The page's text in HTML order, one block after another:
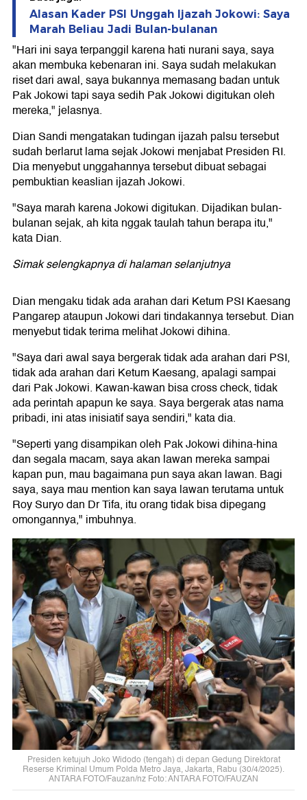
Alasan Kader PSI Unggah Ijazah Jokowi: Saya
Marah Beliau Jadi Bulan-bulanan
"Hari ini saya terpanggil karena hati nurani saya, saya
akan membuka kebenaran ini. Saya sudah melakukan
riset dari awal, saya bukannya memasang badan untuk
Pak Jokowi tapi saya sedih Pak Jokowi digitukan oleh
mereka," jelasnya.
Dian Sandi mengatakan tudingan ijazah palsu tersebut
sudah berlarut lama sejak Jokowi menjabat Presiden RI.
Dia menyebut unggahannya tersebut dibuat sebagai
pembuktian keaslian ijazah Jokowi.
"Saya marah karena Jokowi digitukan. Dijadikan bulan-
bulanan sejak, ah kita nggak taulah tahun berapa itu,"
kata Dian.
Simak selengkapnya di halaman selanjutnya
Dian mengaku tidak ada arahan dari Ketum PSI Kaesang
Pangarep ataupun Jokowi dari tindakannya tersebut. Dian
menyebut tidak terima melihat Jokowi dihina.
"Saya dari awal saya bergerak tidak ada arahan dari PSI,
tidak ada arahan dari Ketum Kaesang, apalagi sampai
dari Pak Jokowi. Kawan-kawan bisa cross check, tidak
ada perintah apapun ke saya. Saya bergerak atas nama
pribadi, ini atas inisiatif saya sendiri," kata dia.
"Seperti yang disampikan oleh Pak Jokowi dihina-hina
dan segala macam, saya akan lawan mereka sampai
kapan pun, mau bagaimana pun saya akan lawan. Bagi
saya, saya mau mention kan saya lawan terutama untuk
Roy Suryo dan Dr Tifa, itu orang tidak bisa dipegang
omongannya," imbuhnya.
Presiden ketujuh Joko Widodo (tengah) di depan Gedung Direktorat
Reserse Kriminal Umum Polda Metro Jaya, Jakarta, Rabu (30/4/2025).
ANTARA FOTO/Fauzan/nz Foto: ANTARA FOTO/FAUZAN